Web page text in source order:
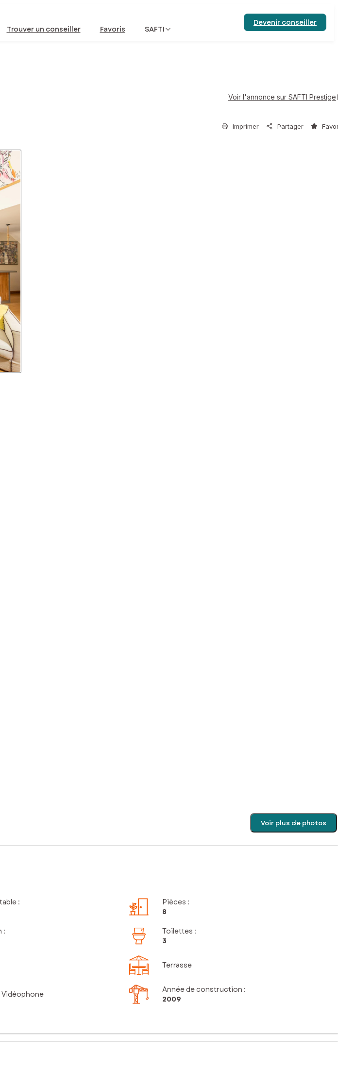
Trouver un conseiller Favoris SAFTI
Devenir conseiller
Voir l'annonce sur SAFTI Prestige
Imprimer Partager
Voir plus de photos
:
Pièces :
8
:
Toilettes :
3
Terrasse
Année de construction :
2009